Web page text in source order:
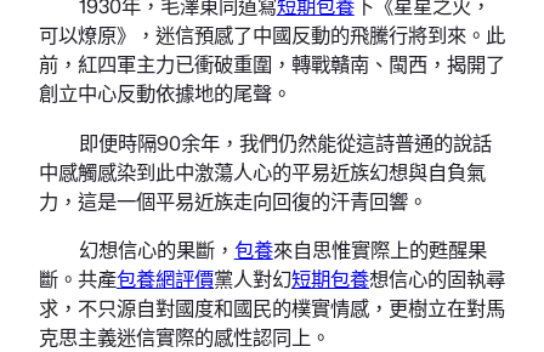
1930年，毛澤東同道寫短期包養下《星星之火，
可以燎原》，迷信預感了中國反動的飛騰行將到來。此
前，紅四軍主力已衝破重圍，轉戰贛南、閩西，揭開了
創立中心反動依據地的尾聲。
即便時隔90余年，我們仍然能從這詩普通的說話
中感觸感染到此中激蕩人心的平易近族幻想與自負氣
力，這是一個平易近族走向回復的汗青回響。
幻想信心的果斷， 包養來自思惟實際上的甦醒果
斷。共產包養網評價黨人對幻短期包養想信心的固執尋
求，不只源自對國度和國民的樸實情感，更樹立在對馬
克思主義迷信實際的感性認同上。